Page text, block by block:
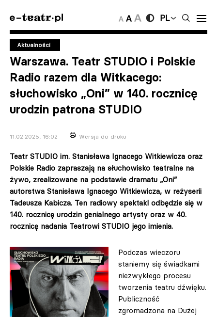
PL
Aktualności
Warszawa. Teatr STUDIO i Polskie
Radio razem dla Witkacego:
słuchowisko „Oni” w 140. rocznicę
urodzin patrona STUDIO
11.02.2025, 16:02 Wersja do druku
Teatr STUDIO im. Stanisława Ignacego Witkiewicza oraz
Polskie Radio zapraszają na słuchowisko teatralne na
żywo, zrealizowane na podstawie dramatu „Oni”
autorstwa Stanisława Ignacego Witkiewicza, w reżyserii
Tadeusza Kabicza. Ten radiowy spektakl odbędzie się w
140. rocznicę urodzin genialnego artysty oraz w 40.
rocznicę nadania Teatrowi STUDIO jego imienia.
Podczas wieczoru
staniemy się świadkami
niezwykłego procesu
tworzenia teatru dźwięku.
Publiczność
zgromadzona na Dużej